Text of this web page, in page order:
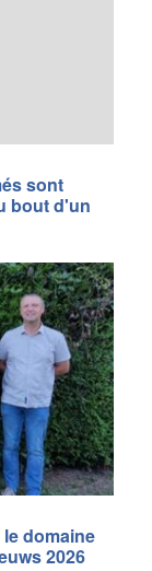
sont
bout d'un
domaine
2026